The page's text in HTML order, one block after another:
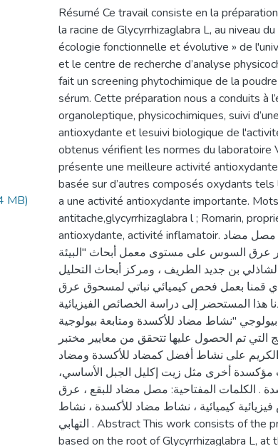
MB)
Résumé Ce travail consiste en la
la racine de Glycyrrhizaglabra L, au niveau
écologie fonctionnelle et évolutive » de
et le centre de recherche d’analyse
fait un screening phytochimique de la
sérum. Cette préparation nous a conduits à
organoleptique, physicochimiques, suivi
antioxydante et lesuivi biologique de
obtenus vérifient les normes du laboratoire
présente une meilleure activité
basée sur d’autres composés oxydants tels
a une activité antioxydante importante.
antitache,glycyrrhizaglabra l ; Romarin,
antioxydante, activité inflamatoir. ملخص يتكون هذا العمل من تحضير مصل مضاد
عرق السوس على مستوى معمل أبحاث "البيئة
بن جديد الطريف ، ومركز أبحاث التحليل
قمنا بعمل فحص كيميائي نباتي لمسحوق عرق
هذا المستحضر إلى دراسة الخصائص الفيزيائية
بيولوجي "نشاط مضاد للأكسدة ومتابعة بيولوجية
التي تم الحصول عليها تتحقق من معايير مختبر
على نشاط أفضل كمضاد للأكسدة ومضاد
مؤكسدة أخرى مثل زيت إكليل الجبل الأساسي،
. الكلمات المفتاحية: مصل مضاد للبقع ، عرق
كيميائية ، نشاط مضاد للأكسدة ، نشاط
التهابي . Abstract This work consists of the preparation of an anti-stain serum,
based on the root of Glycyrrhizaglabra L, at